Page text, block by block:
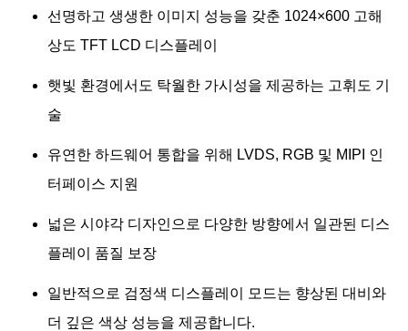
선명하고 생생한 이미지 성능을 갖춘 1024×600 고해
상도 TFT LCD 디스플레이
햇빛 환경에서도 탁월한 가시성을 제공하는 고휘도 기
술
유연한 하드웨어 통합을 위해 LVDS, RGB 및 MIPI 인
터페이스 지원
넓은 시야각 디자인으로 다양한 방향에서 일관된 디스
플레이 품질 보장
일반적으로 검정색 디스플레이 모드는 향상된 대비와
더 깊은 색상 성능을 제공합니다.